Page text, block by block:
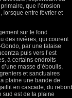
que l’érosion
lorsque entre février et
sur le fond
des rivières, qui courent
par une falaise
puis vers l’est
à certains endroits
masse d’éboulis,
et sanctuaires
plaine une bande de
en cascade, du rebord
sud est de la plaine